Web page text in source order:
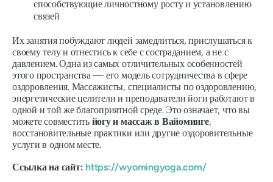
способствующие личностному росту и установлению
связей
Их занятия побуждают людей замедлиться, прислушаться к
своему телу и отнестись к себе с состраданием, а не с
давлением. Одна из самых отличительных особенностей
этого пространства — его модель сотрудничества в сфере
оздоровления. Массажисты, специалисты по оздоровлению,
энергетические целители и преподаватели йоги работают в
одной и той же благоприятной среде. Это означает, что вы
можете совместить йогу и массаж в Вайоминге,
восстановительные практики или другие оздоровительные
услуги в одном месте.
Ссылка на сайт: https://wyomingyoga.com/